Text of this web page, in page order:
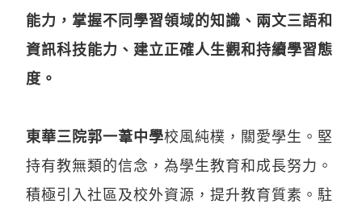
能力，掌握不同學習領域的知識、兩文三語和
資訊科技能力、建立正確人生觀和持續學習態
度。
東華三院郭一葦中學校風純樸，關愛學生。堅
持有教無類的信念，為學生教育和成長努力。
積極引入社區及校外資源，提升教育質素。駐